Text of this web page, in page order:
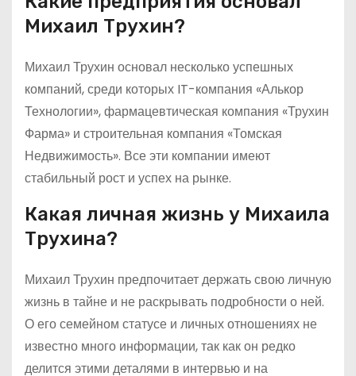
Михаил Трухин?
Михаил Трухин основал несколько успешных
компаний, среди которых IT-компания «Алькор
Технологии», фармацевтическая компания «Трухин
Фарма» и строительная компания «Томская
Недвижимость». Все эти компании имеют
стабильный рост и успех на рынке.
Какая личная жизнь у Михаила
Трухина?
Михаил Трухин предпочитает держать свою личную
жизнь в тайне и не раскрывать подробности о ней.
О его семейном статусе и личных отношениях не
известно много информации, так как он редко
делится этими деталями в интервью и на